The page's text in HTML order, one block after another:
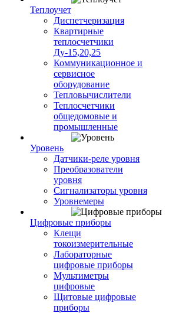
Теплоучет
Диспетчеризация
Квартирные
теплосчетчики
Ду-15,20,25
Коммуникационное и
сервисное
оборудование
Тепловычислители
Теплосчетчики
общедомовые и
промышленные
Уровень
Датчики-реле уровня
Преобразователи
уровня
Сигнализаторы уровня
Уровнемеры
Цифровые приборы
Клещи
токоизмерительные
Лабораторные
цифровые приборы
Мультиметры
цифровые
Щитовые цифровые
приборы